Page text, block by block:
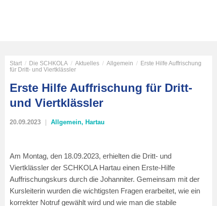
Start / Die SCHKOLA / Aktuelles / Allgemein / Erste Hilfe Auffrischung
für Dritt- und Viertklässler
Erste Hilfe Auffrischung für Dritt-
und Viertklässler
20.09.2023 Allgemein, Hartau
Am Montag, den 18.09.2023, erhielten die Dritt- und
Viertklässler der SCHKOLA Hartau einen Erste-Hilfe
Auffrischungskurs durch die Johanniter. Gemeinsam mit der
Kursleiterin wurden die wichtigsten Fragen erarbeitet, wie ein
korrekter Notruf gewählt wird und wie man die stabile